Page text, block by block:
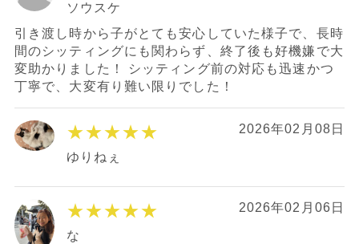
ソウスケ
引き渡し時から子がとても安心していた様子で、長時
間のシッティングにも関わらず、終了後も好機嫌で大
変助かりました！ シッティング前の対応も迅速かつ
丁寧で、大変有り難い限りでした！
★★★★★ 2026年02月08日
ゆりねぇ
★★★★★ 2026年02月06日
な